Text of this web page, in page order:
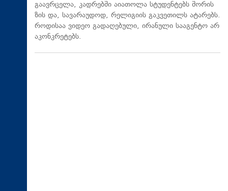
გაავრცელა, კადრებში აიათოლა სტუდენტებს შორის
ზის და, სავარაუდოდ, რელიგიის გაკვეთილს ატარებს.
როდისაა ვიდეო გადაღებული, ირანული სააგენტო არ
აკონკრეტებს.